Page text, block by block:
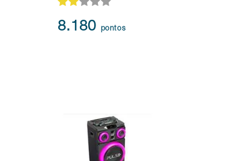
8.180 pontos